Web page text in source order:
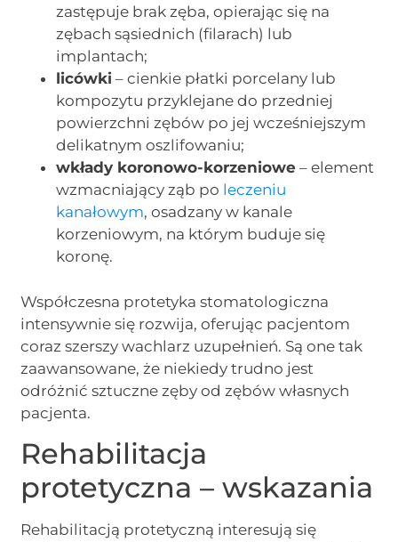
zastępuje brak zęba, opierając się na
zębach sąsiednich (filarach) lub
implantach;
licówki – cienkie płatki porcelany lub
kompozytu przyklejane do przedniej
powierzchni zębów po jej wcześniejszym
delikatnym oszlifowaniu;
wkłady koronowo-korzeniowe – element
wzmacniający ząb po leczeniu
kanałowym, osadzany w kanale
korzeniowym, na którym buduje się
koronę.
Współczesna protetyka stomatologiczna
intensywnie się rozwija, oferując pacjentom
coraz szerszy wachlarz uzupełnień. Są one tak
zaawansowane, że niekiedy trudno jest
odróżnić sztuczne zęby od zębów własnych
pacjenta.
Rehabilitacja
protetyczna – wskazania
Rehabilitacją protetyczną interesują się